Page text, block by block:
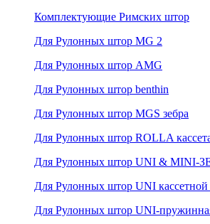
Комплектующие Римских штор
Для Рулонных штор MG 2
Для Рулонных штор AMG
Для Рулонных штор benthin
Для Рулонных штор MGS зебра
Для Рулонных штор ROLLA
Для Рулонных штор UNI & MINI-
Для Рулонных штор UNI
Для Рулонных штор UNI-